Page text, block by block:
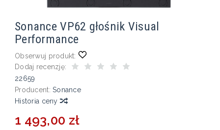
Sonance VP62 głośnik Visual
Performance
Obserwuj produkt:
Dodaj recenzję:
22659
Producent: Sonance
Historia ceny
1 493,00 zł